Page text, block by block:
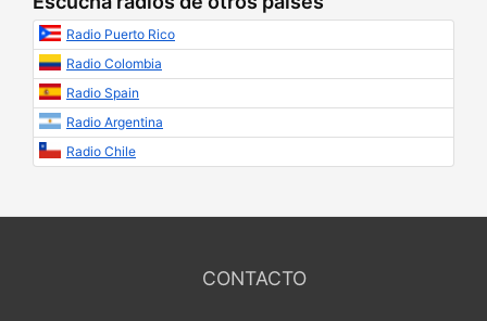
Radio Puerto Rico
Radio Colombia
Radio Spain
Radio Argentina
Radio Chile
CONTACTO